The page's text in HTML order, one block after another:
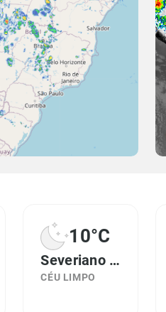
10°C
Severiano de Almeida, RS
CÉU LIMPO